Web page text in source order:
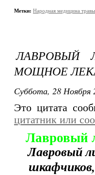
Метки: Народная медицина
ЛАВРОВЫЙ
МОЩНОЕ
Суббота, 28 Ноября
Это цитата
цитатник или
Лавровый
Лавровый